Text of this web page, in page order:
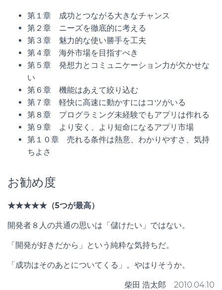
第１章 成功とつながる大きなチャンス
第２章 ニーズを徹底的に考える
第３章 魅力的な使い勝手を工夫
第４章 海外市場を目指すべき
第５章 発想力とコミュニケーション力が欠かせな
い
第６章 機能はあえて絞り込む
第７章 軽快に高速に動かすにはコツがいる
第８章 プログラミング未経験でもアプリは作れる
第９章 より安く、より短命になるアプリ市場
第１０章 売れる条件は熱意、わかりやすさ、気持
ちよさ
お勧め度
★★★★★（5つが最高）
開発者８人の共通の思いは「儲けたい」ではない。
「開発が好きだから」という純粋な気持ちだ。
「成功はそのあとについてくる」。やはりそうか。
柴田 浩太郎 2010.04.10